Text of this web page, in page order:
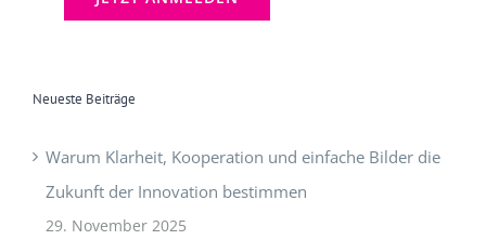
Neueste Beiträge
Warum Klarheit, Kooperation und einfache Bilder die
Zukunft der Innovation bestimmen
29. November 2025